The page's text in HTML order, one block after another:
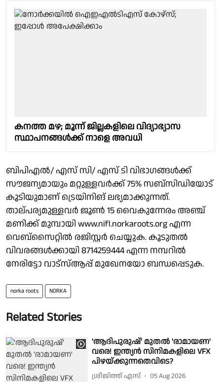
കനത്ത മഴ; മൂന്ന് ജില്ലകളിലെ വിദ്യാഭ്യാസ
സ്ഥാപനങ്ങൾക്ക് നാളെ അവധി
ബിപിഎൽ/ എസ് സി/ എസ് ടി വിഭാഗങ്ങൾക്ക്
സൗജന്യമായും മറ്റുള്ളവർക്ക് 75% സബ്‌സിഡിയോട്
കൂടിയുമാണ് ട്രെയിനിങ് ലഭ്യമാക്കുന്നത്.
താല്പര്യമുള്ളവർ ജൂൺ 15 വൈകുന്നേരം അഞ്ച്
മണിക്ക് മുമ്പായി www.nifl.norkaroots.org എന്ന
വെബ്സൈറ്റിൽ രജിസ്റ്റർ ചെയ്യുക. കൂടുതൽ
വിവരങ്ങൾക്കായി 8714259444 എന്ന നമ്പറിൽ
നേരിട്ടോ വാട്സ്ആപ്പ് മുഖേനയോ ബന്ധപ്പെടുക.
norka roots NORKA
Related Stories
'ആദിപുരുഷ്' മുതൽ 'രാമായണ'
വരെ! ഇന്ത്യൻ സിനിമകളിലെ VFX
പിഴയ്‌ക്കുന്നതെവിടെ?
ശ്രീജിത്ത് എസ് 05 Aug 2026